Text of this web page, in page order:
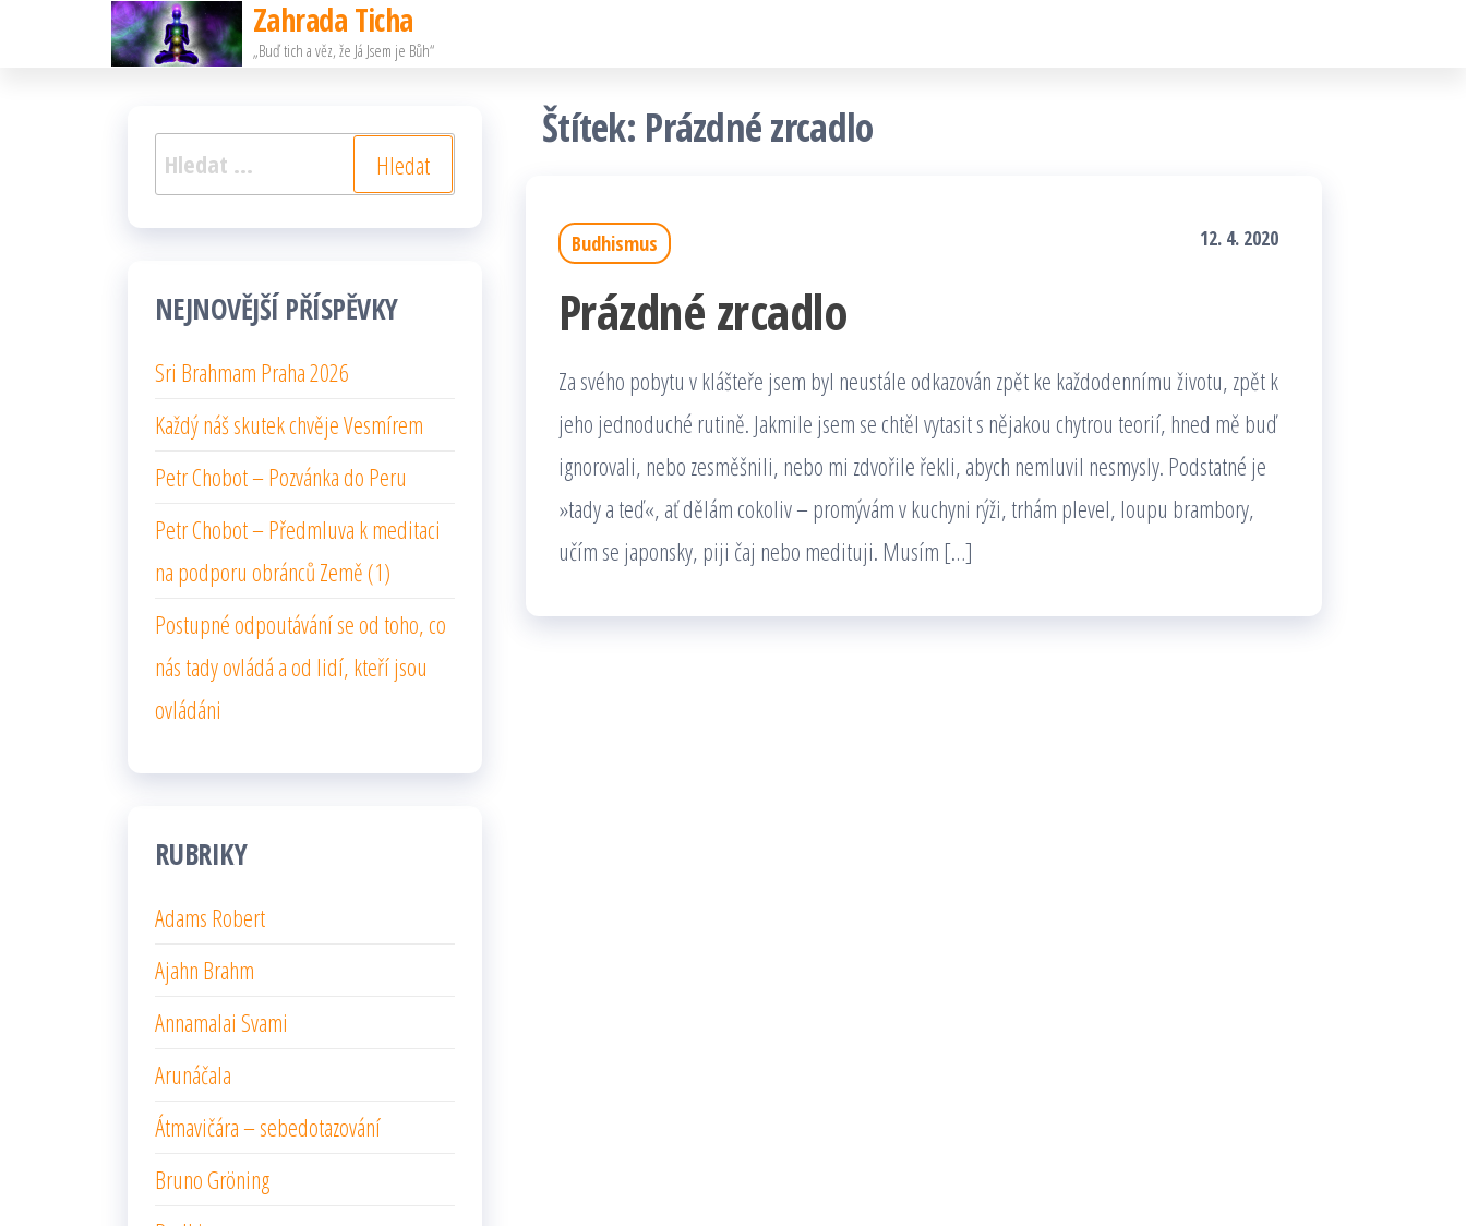
Zahrada Ticha
„Buď tich a věz, že Já Jsem je Bůh“
Štítek: Prázdné zrcadlo
Budhismus 12. 4. 2020
Prázdné zrcadlo
Za svého pobytu v klášteře jsem byl neustále odkazován zpět ke každodennímu životu, zpět k
jeho jednoduché rutině. Jakmile jsem se chtěl vytasit s nějakou chytrou teorií, hned mě buď
ignorovali, nebo zesměšnili, nebo mi zdvořile řekli, abych nemluvil nesmysly. Podstatné je
»tady a teď«, ať dělám cokoliv – promývám v kuchyni rýži, trhám plevel, loupu brambory,
učím se japonsky, piji čaj nebo medituji. Musím […]
Vyhledávání
NEJNOVĚJŠÍ PŘÍSPĚVKY
Sri Brahmam Praha 2026
Každý náš skutek chvěje Vesmírem
Petr Chobot – Pozvánka do Peru
Petr Chobot – Předmluva k meditaci
na podporu obránců Země (1)
Postupné odpoutávání se od toho, co
nás tady ovládá a od lidí, kteří jsou
ovládáni
RUBRIKY
Adams Robert
Ajahn Brahm
Annamalai Svami
Arunáčala
Átmavičára – sebedotazování
Bruno Gröning